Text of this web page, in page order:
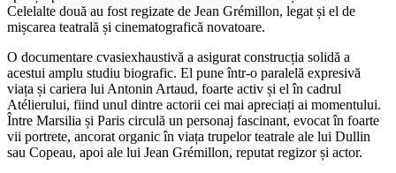
Celelalte două au fost regizate de Jean Grémillon, legat și el de
mișcarea teatrală și cinematografică novatoare.
O documentare cvasiexhaustivă a asigurat construcția solidă a
acestui amplu studiu biografic. El pune într-o paralelă expresivă
viața și cariera lui Antonin Artaud, foarte activ și el în cadrul
Atélierului, fiind unul dintre actorii cei mai apreciați ai momentului.
Între Marsilia și Paris circulă un personaj fascinant, evocat în foarte
vii portrete, ancorat organic în viața trupelor teatrale ale lui Dullin
sau Copeau, apoi ale lui Jean Grémillon, reputat regizor și actor.